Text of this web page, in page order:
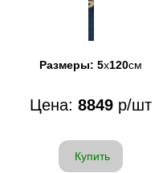
Размеры: 5x120см
Цена: 8849 р/шт
Купить